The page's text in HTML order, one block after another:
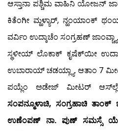
ಆಸ್ತಾನಾ ಪಶ್ಚಿಮ ವಾಹಿನಿ ಯೋಜನ್
ಕಿತೆಂಗೀ ಮ್ಹಳ್ಯಾರ್, ನ್ಹಂಯಾಂಕ್
ವರ್ವಿಂ ಉದ್ಕಾಚೆಂ ಸಂಗ್ರಹಣ್
ಸ್ಥಳೀಯ್ ಲೊಕಾಕ್ ಕೃಷೆಕ್‍ಯೀ
ಉಬಾರಾಯ್ ಚಡಯ್ಲ್ಯಾ. ಆತಾಂ 7
ಪಯ್ಲೆಂ ಅಡೇಜ್ ಮೀಟರ್
ಸಂಪನ್ಮೂಳಾಚಿ, ಸಂಗ್ರಹಾಚಿ
ಉಣೆಂಪಣ್ ನಾ. ಪುಣ್ ಸಮಸ್ಸೆ